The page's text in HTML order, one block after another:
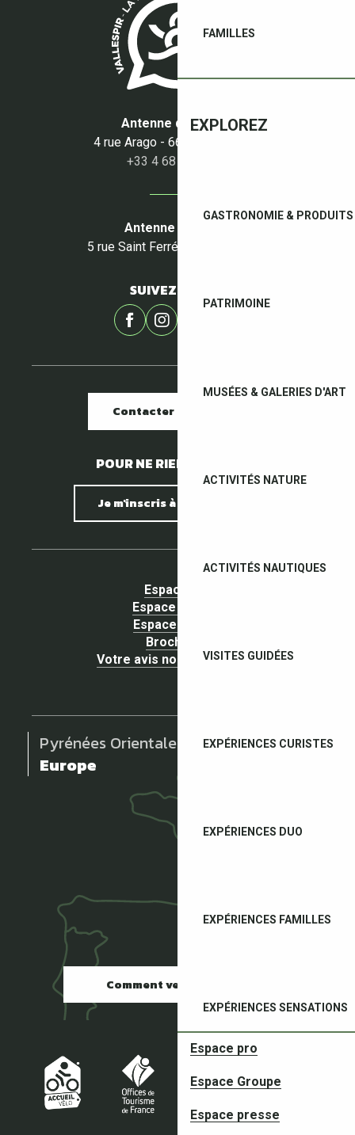
FAMILLES
EXPLOREZ
GASTRONOMIE & PRODUITS
PATRIMOINE
MUSÉES & GALERIES D'ART
ACTIVITÉS NATURE
ACTIVITÉS NAUTIQUES
VISITES GUIDÉES
EXPÉRIENCES CURISTES
EXPÉRIENCES DUO
EXPÉRIENCES FAMILLES
EXPÉRIENCES SENSATIONS
Espace pro
Espace Groupe
Espace presse
Antenne du Boulou
4 rue Arago - 66160 Le Boulou
+33 4 68 87 50 95
Antenne du Céret
5 rue Saint Ferréol - 66400 Céret
SUIVEZ-NOUS !
Contacter nos offices
POUR NE RIEN MANQUER !
Je m'inscris à la newsletter
Espace pro
Espace Groupe
Espace presse
Brochures
Votre avis nous intéresse !
Pyrénées Orientales
Europe
Comment venir ?